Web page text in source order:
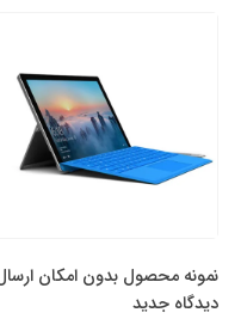
نمونه محصول بدون امکان
دیدگاه جدید